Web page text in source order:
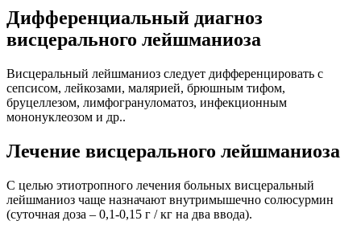
Дифференциальный диагноз
висцерального лейшманиоза
Висцеральный лейшманиоз следует дифференцировать с
сепсисом, лейкозами, малярией, брюшным тифом,
бруцеллезом, лимфогрануломатоз, инфекционным
мононуклеозом и др..
Лечение висцерального лейшманиоза
С целью этиотропного лечения больных висцеральный
лейшманиоз чаще назначают внутримышечно солюсурмин
(суточная доза – 0,1-0,15 г / кг на два ввода).